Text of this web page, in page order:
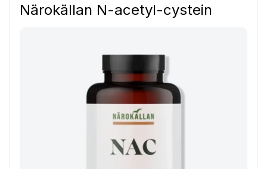
Närokällan N-acetyl-cystein